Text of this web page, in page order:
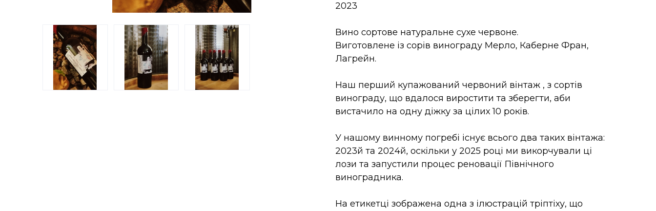
2023
Вино сортове натуральне сухе червоне.
Виготовлене із сорів винограду Мерло, Каберне Фран,
Лагрейн.
Наш перший купажований червоний вінтаж , з сортів
винограду, що вдалося виростити та зберегти, аби
вистачило на одну діжку за цілих 10 років.
У нашому винному погребі існує всього два таких вінтажа:
2023й та 2024й, оскільки у 2025 році ми викорчували ці
лози та запустили процес реновації Північного
виноградника.
На етикетці зображена одна з ілюстрацій тріптіху, що